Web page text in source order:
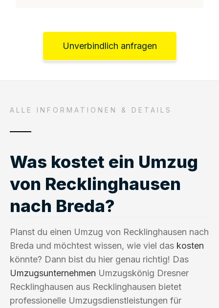
Unverbindlich anfragen
ALLE INFORMATIONEN & DETAILS
Was kostet ein Umzug
von Recklinghausen
nach Breda?
Planst du einen Umzug von Recklinghausen nach
Breda und möchtest wissen, wie viel das kosten
könnte? Dann bist du hier genau richtig! Das
Umzugsunternehmen Umzugskönig Dresner
Recklinghausen aus Recklinghausen bietet
professionelle Umzugsdienstleistungen für